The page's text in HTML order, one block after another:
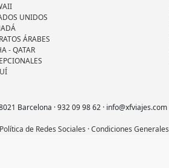
UNIDOS
ÁRABES
- QATAR
Barcelona · 932 09 98 62 · info@xfviajes.com
Política de Redes Sociales ·Condiciones Generales